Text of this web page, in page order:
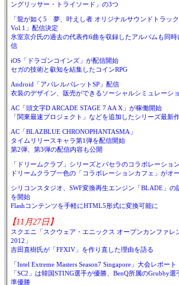
ングリッサー・トライソード」の3つ
「龍が如く5 夢、叶えし者 オリジナルサウンドトラック
Vol.1」配信決定
氷室京介氏の過去の代表作6曲を収録したアルバムも同時
信
iOS「ドラゴンコインズ」が配信開始
セガの技術と叡知を結集したコインRPG
Android「アパレルパレットSP」配信
衣装のデザイン、販売ができるソーシャルシミュレーシ
AC「頭文字D ARCADE STAGE 7 AA X」が稼働開始
「関東最速プロジェクト」などを追加したシリーズ最新
AC「BLAZBLUE CHRONOPHANTASMA」
タイムリリースキャラ第1弾を配信開始
第2弾、第3弾の配信内容も公開
「ドリームクラブ」シリーズとパセラのコラボレーション
ドリームクラブ一色の「コラボレーションカフェ」がオ
シリコンスタジオ、SWF変換再生エンジン「BLADE」の
を開始
Flashコンテンツを手軽にHTML5形式に変換可能に
【11月27日】
スクエニ「スクウェア・エニックス オープンカンファレ
2012」
吉田直樹氏が「FFXIV」を作り直した理由を語る
「Intel Extreme Masters Season7 Singapore」大会レポート
「SC2」は韓国STING選手が優勝、BenQ所属のGrubby選
準優勝